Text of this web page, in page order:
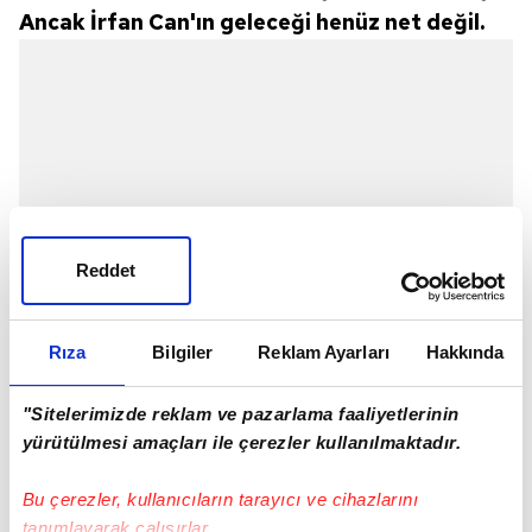
Rıza Bilgiler Reklam Ayarları Hakkında
"Sitelerimizde reklam ve pazarlama faaliyetlerinin
yürütülmesi amaçları ile çerezler kullanılmaktadır.
Bu çerezler, kullanıcıların tarayıcı ve cihazlarını
tanımlayarak çalışırlar.
Reddet
Ancak İrfan Can'ın geleceği henüz net değil.